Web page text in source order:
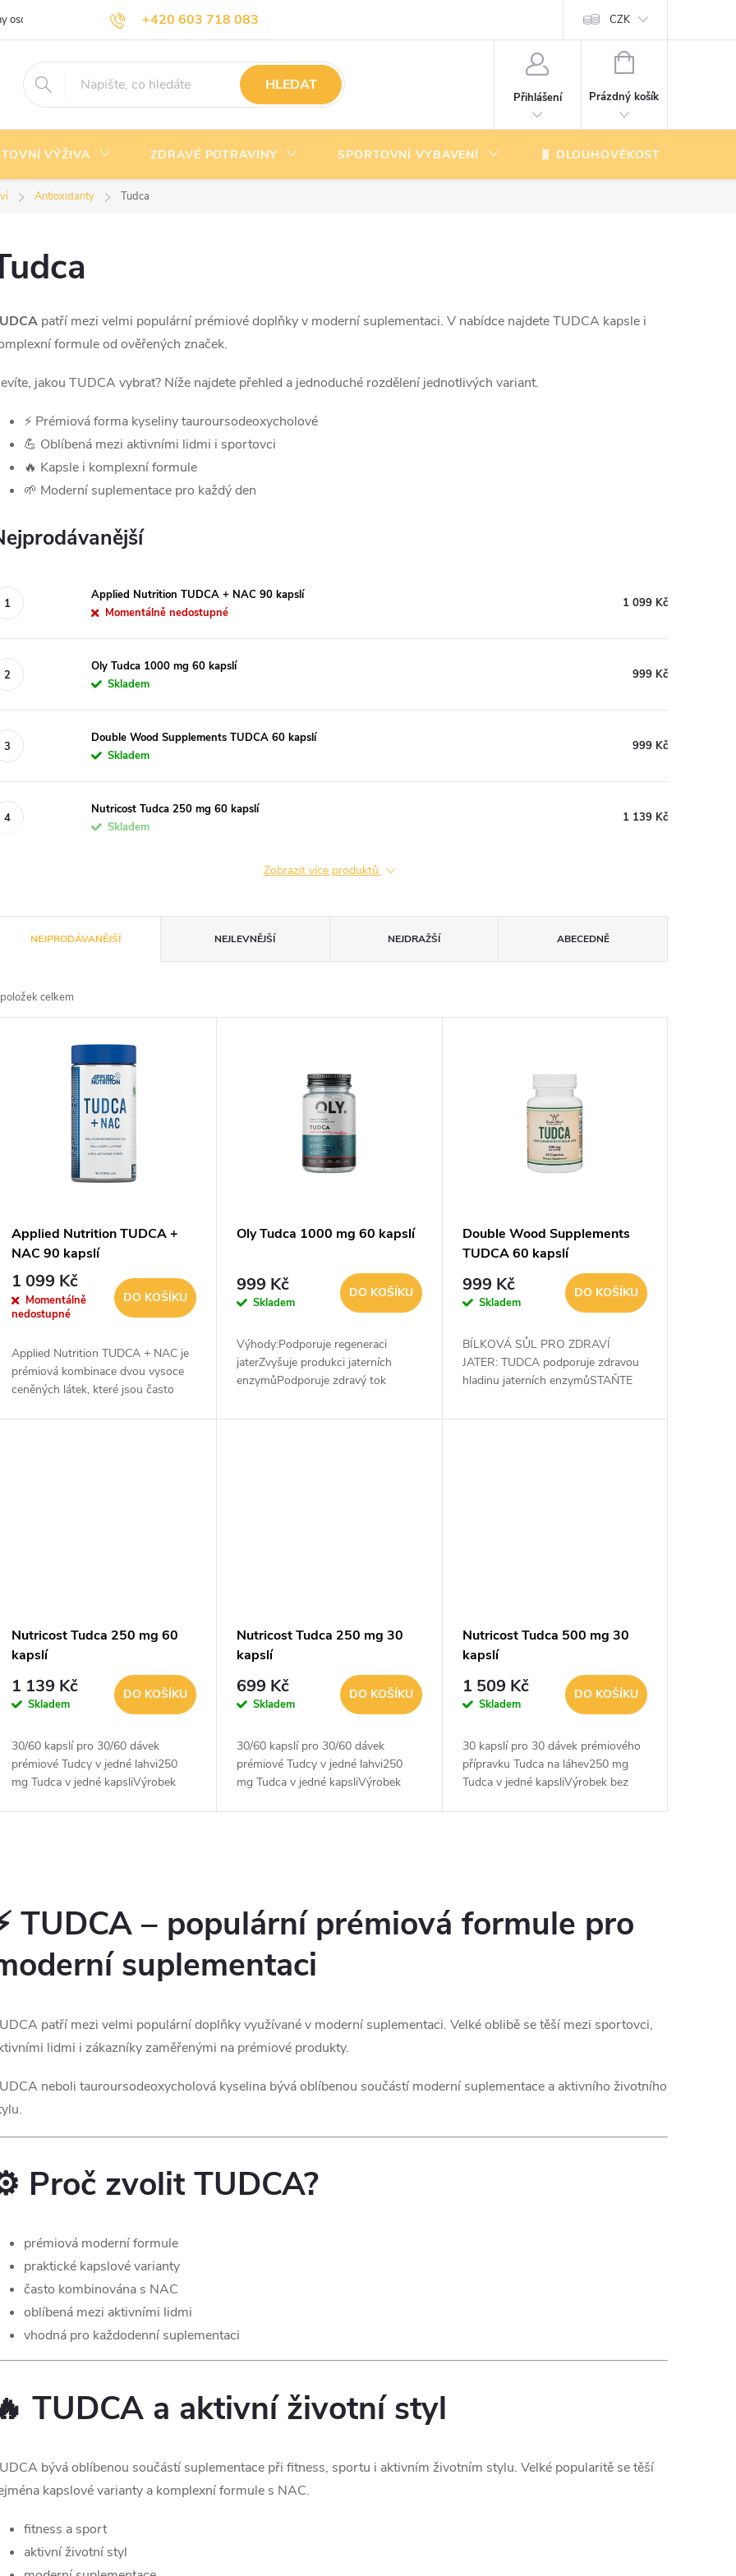
+420 603 718 083
info@nejlevnejsivyziva.cz
osobních údajů Doprava a platba Kontakty CZK
HLEDAT
Přihlášení
NÁKUPNÍ
Prázdný košík
VÝŽIVA ZDRAVÉ POTRAVINY SPORTOVNÍ VYBAVENÍ 🧬 DLOUHOVĚKOST
Antioxidanty Tudca
patří mezi velmi populární prémiové doplňky v moderní suplementaci. V nabídce najdete TUDCA kapsle i
formule od ověřených značek.
jakou TUDCA vybrat? Níže najdete přehled a jednoduché rozdělení jednotlivých variant.
⚡ Prémiová forma kyseliny tauroursodeoxycholové
💪 Oblíbená mezi aktivními lidmi i sportovci
🔥 Kapsle i komplexní formule
🌱 Moderní suplementace pro každý den
Applied Nutrition TUDCA + NAC 90 kapslí
Momentálně nedostupné
1 099 Kč
Oly Tudca 1000 mg 60 kapslí
Skladem
999 Kč
Double Wood Supplements TUDCA 60 kapslí
Skladem
999 Kč
Nutricost Tudca 250 mg 60 kapslí
Skladem
1 139 Kč
Zobrazit více produktů
NEJPRODÁVANĚJŠÍ NEJLEVNĚJŠÍ NEJDRAŽŠÍ ABECEDNĚ
celkem
Applied Nutrition TUDCA +
NAC 90 kapslí
1 099 Kč
Momentálně
nedostupné
DO KOŠÍKU
Applied Nutrition TUDCA + NAC je
prémiová kombinace dvou vysoce
ceněných látek, které jsou často
Oly Tudca 1000 mg 60 kapslí
999 Kč
Skladem
DO KOŠÍKU
Výhody:Podporuje regeneraci
jaterZvyšuje produkci jaterních
enzymůPodporuje zdravý tok
bezlepkový100% organický a
Double Wood Supplements
TUDCA 60 kapslí
999 Kč
Skladem
DO KOŠÍKU
BÍLKOVÁ SŮL PRO ZDRAVÍ
JATER: TUDCA podporuje zdravou
hladinu jaterních enzymůSTAŇTE
pomáhá podporovat vaše celkové
Nutricost Tudca 250 mg 60
kapslí
1 139 Kč
Skladem
DO KOŠÍKU
30/60 kapslí pro 30/60 dávek
prémiové Tudcy v jedné lahvi250
mg Tudca v jedné kapsliVýrobek
Nutricost Tudca 250 mg 30
kapslí
699 Kč
Skladem
DO KOŠÍKU
30/60 kapslí pro 30/60 dávek
prémiové Tudcy v jedné lahvi250
mg Tudca v jedné kapsliVýrobek
Nutricost Tudca 500 mg 30
kapslí
1 509 Kč
Skladem
DO KOŠÍKU
30 kapslí pro 30 dávek prémiového
přípravku Tudca na láhev250 mg
Tudca v jedné kapsliVýrobek bez
TUDCA – populární prémiová formule pro
suplementaci
patří mezi velmi populární doplňky využívané v moderní suplementaci. Velké oblibě se těší mezi sportovci,
lidmi i zákazníky zaměřenými na prémiové produkty.
neboli tauroursodeoxycholová kyselina bývá oblíbenou součástí moderní suplementace a aktivního životního
Proč zvolit TUDCA?
prémiová moderní formule
praktické kapslové varianty
často kombinována s NAC
oblíbená mezi aktivními lidmi
vhodná pro každodenní suplementaci
TUDCA a aktivní životní styl
bývá oblíbenou součástí suplementace při fitness, sportu i aktivním životním stylu. Velké popularitě se těší
kapslové varianty a komplexní formule s NAC.
fitness a sport
aktivní životní styl